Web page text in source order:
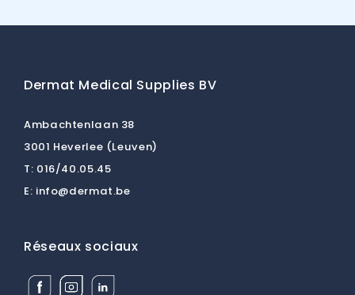
Dermat Medical Supplies BV
Ambachtenlaan 38
3001 Heverlee (Leuven)
T: 016/40.05.45
E: info@dermat.be
Réseaux sociaux
FacebookInstagram
Linkedin